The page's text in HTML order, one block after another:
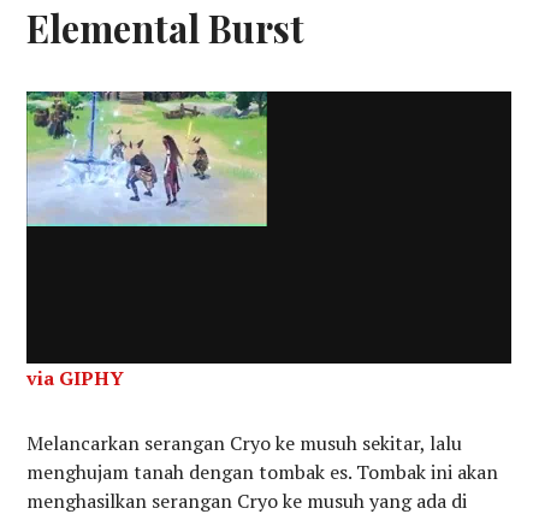
Elemental Burst
via GIPHY
Melancarkan serangan Cryo ke musuh sekitar, lalu
menghujam tanah dengan tombak es. Tombak ini akan
menghasilkan serangan Cryo ke musuh yang ada di